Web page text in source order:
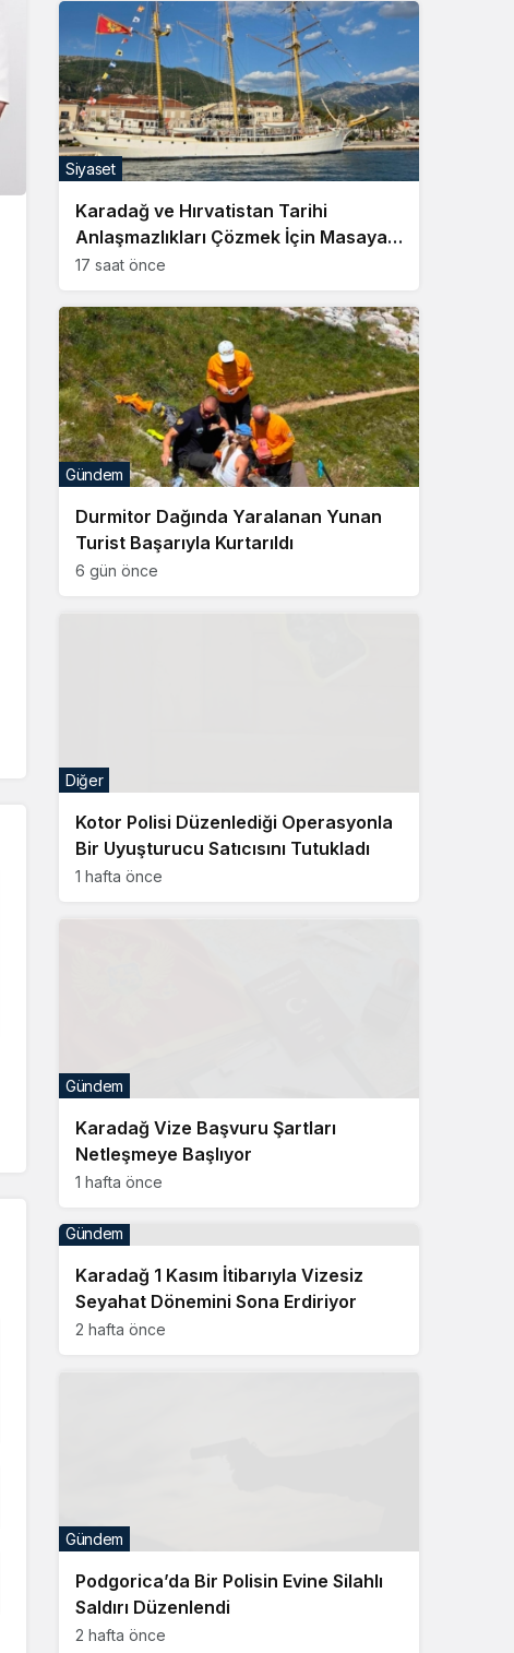
Karadağ ve Hırvatistan Tarihi
Anlaşmazlıkları Çözmek İçin Masaya
Oturuyor
17 saat önce
Siyaset
Durmitor Dağında Yaralanan Yunan
Turist Başarıyla Kurtarıldı
6 gün önce
Gündem
Kotor Polisi Düzenlediği Operasyonla
Bir Uyuşturucu Satıcısını Tutukladı
1 hafta önce
Diğer
Karadağ Vize Başvuru Şartları
Netleşmeye Başlıyor
1 hafta önce
Gündem
Karadağ 1 Kasım İtibarıyla Vizesiz
Seyahat Dönemini Sona Erdiriyor
2 hafta önce
Gündem
Podgorica’da Bir Polisin Evine Silahlı
Saldırı Düzenlendi
2 hafta önce
Gündem